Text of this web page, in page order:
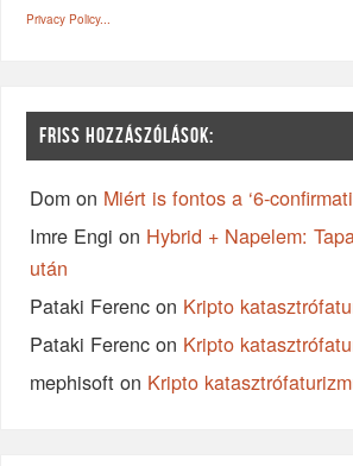
Privacy Policy...
FRISS HOZZÁSZÓLÁSOK:
Dom on Miért is fontos a ‘6-
Imre Engi on Hybrid + Napelem:
után
Pataki Ferenc on Kripto
Pataki Ferenc on Kripto
mephisoft on Kripto